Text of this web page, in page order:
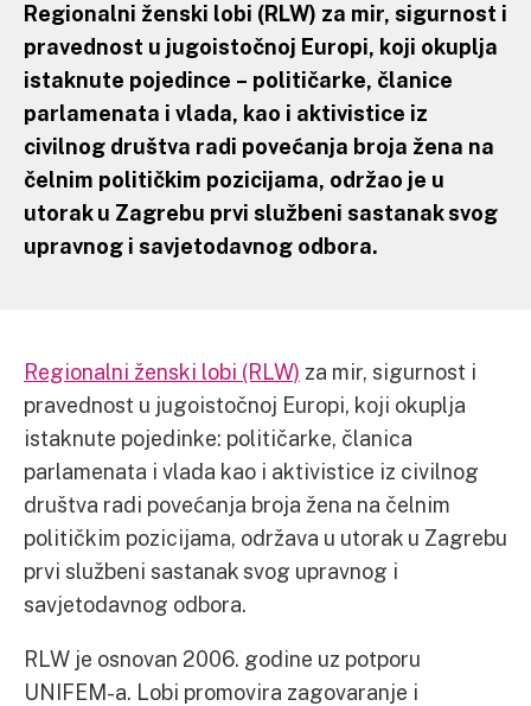
Regionalni ženski lobi (RLW) za mir, sigurnost i
pravednost u jugoistočnoj Europi, koji okuplja
istaknute pojedince – političarke, članice
parlamenata i vlada, kao i aktivistice iz
civilnog društva radi povećanja broja žena na
čelnim političkim pozicijama, održao je u
utorak u Zagrebu prvi službeni sastanak svog
upravnog i savjetodavnog odbora.
Regionalni ženski lobi (RLW) za mir, sigurnost i
pravednost u jugoistočnoj Europi, koji okuplja
istaknute pojedinke: političarke, članica
parlamenata i vlada kao i aktivistice iz civilnog
društva radi povećanja broja žena na čelnim
političkim pozicijama, održava u utorak u Zagrebu
prvi službeni sastanak svog upravnog i
savjetodavnog odbora.
RLW je osnovan 2006. godine uz potporu
UNIFEM-a. Lobi promovira zagovaranje i